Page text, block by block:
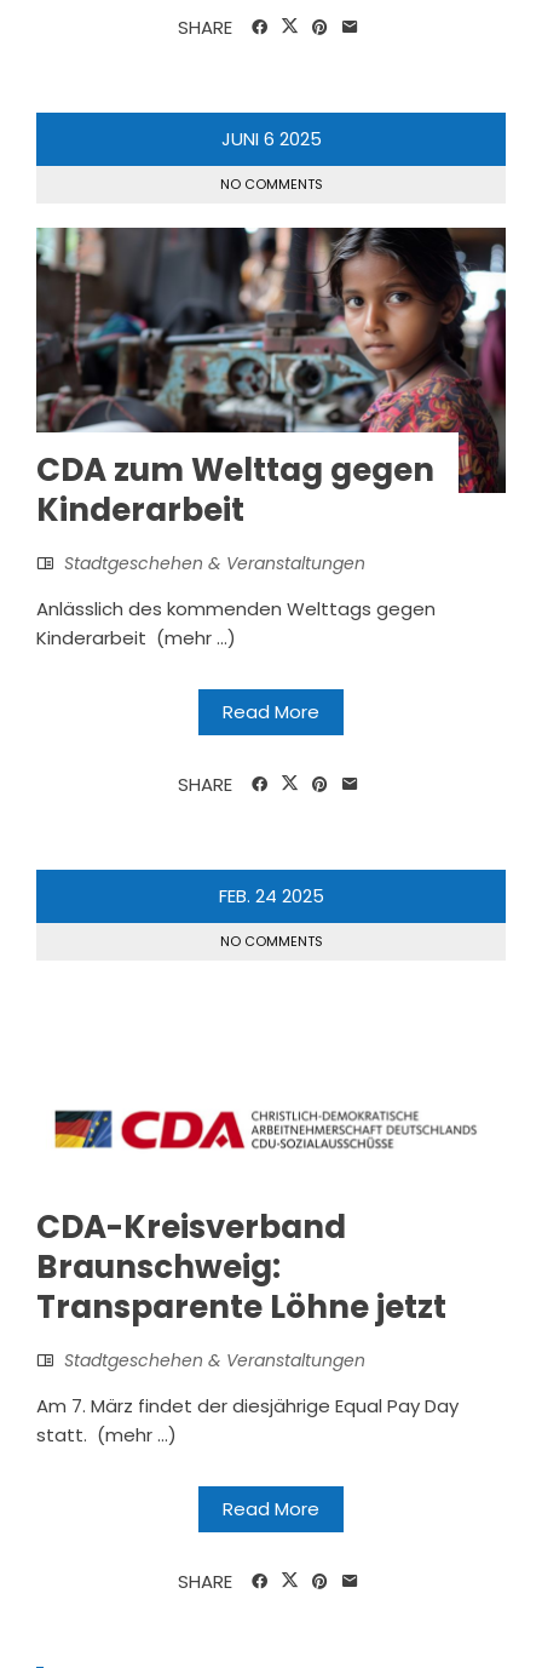
SHARE
JUNI 6 2025
NO COMMENTS
CDA zum Welttag gegen
Kinderarbeit
Stadtgeschehen & Veranstaltungen
Anlässlich des kommenden Welttags gegen
Kinderarbeit (mehr …)
Read More
SHARE
FEB. 24 2025
NO COMMENTS
CDA-Kreisverband
Braunschweig:
Transparente Löhne jetzt
Stadtgeschehen & Veranstaltungen
Am 7. März findet der diesjährige Equal Pay Day
statt. (mehr …)
Read More
SHARE